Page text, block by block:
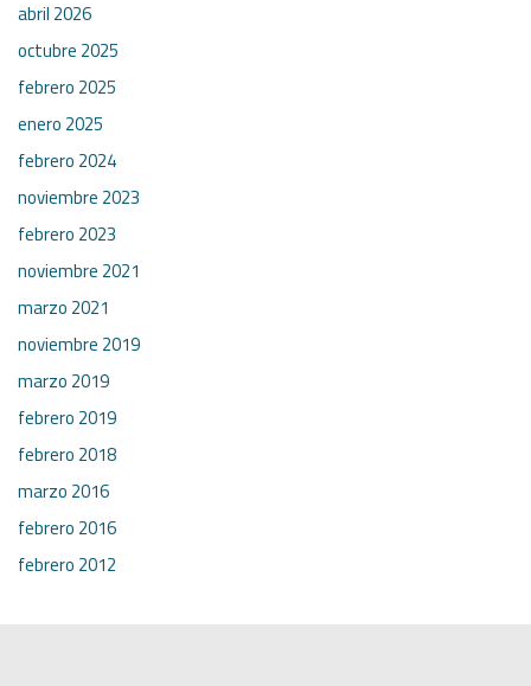
abril 2026
octubre 2025
febrero 2025
enero 2025
febrero 2024
noviembre 2023
febrero 2023
noviembre 2021
marzo 2021
noviembre 2019
marzo 2019
febrero 2019
febrero 2018
marzo 2016
febrero 2016
febrero 2012